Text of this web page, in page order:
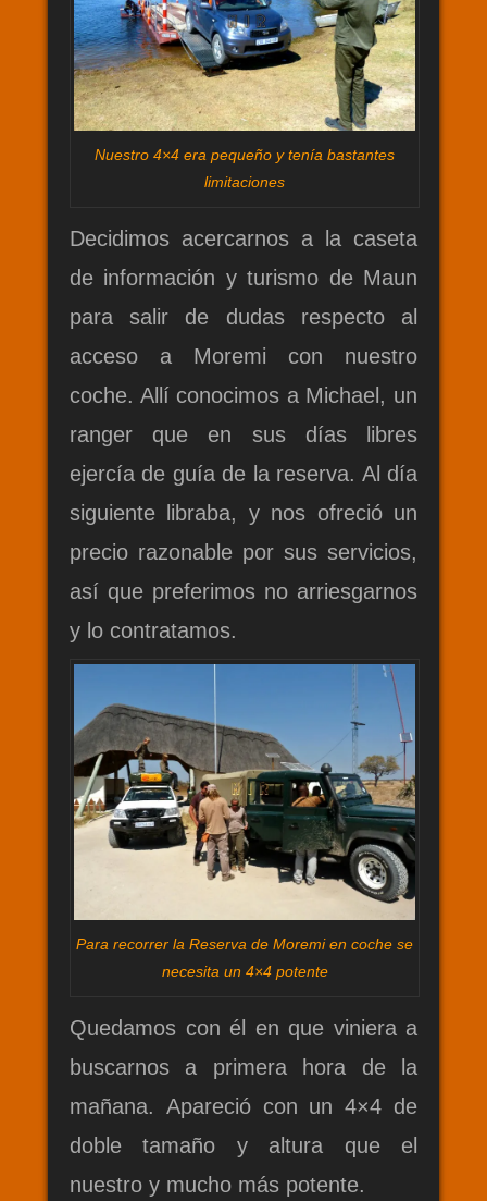
Nuestro 4×4 era pequeño y tenía bastantes
limitaciones
Decidimos acercarnos a la caseta
de información y turismo de Maun
para salir de dudas respecto al
acceso a Moremi con nuestro
coche. Allí conocimos a Michael, un
ranger que en sus días libres
ejercía de guía de la reserva. Al día
siguiente libraba, y nos ofreció un
precio razonable por sus servicios,
así que preferimos no arriesgarnos
y lo contratamos.
Para recorrer la Reserva de Moremi en coche se
necesita un 4×4 potente
Quedamos con él en que viniera a
buscarnos a primera hora de la
mañana. Apareció con un 4×4 de
doble tamaño y altura que el
nuestro y mucho más potente.